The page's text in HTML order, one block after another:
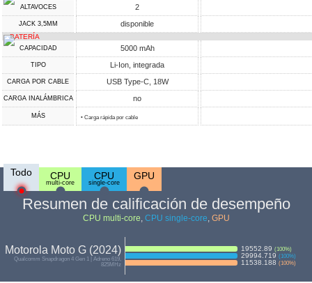
ALTAVOCES 2
JACK 3,5MM disponible
BATERÍA
CAPACIDAD 5000 mAh
TIPO Li-Ion, integrada
CARGA POR CABLE USB Type-C, 18W
CARGA INALÁMBRICA no
MÁS • Carga rápida por cable
Todo CPU
multi-core
CPU
single-core
GPU
Resumen de calificación de desempeño
CPU multi-core, CPU single-core, GPU
Motorola Moto G (2024)
Qualcomm Snapdragon 4 Gen 1 | Adreno 619,
825MHz
19552.89 (100%)
29994.719 (100%)
11538.188 (100%)